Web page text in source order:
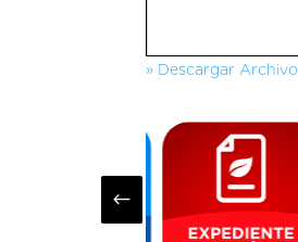
» Descargar Archivo
#